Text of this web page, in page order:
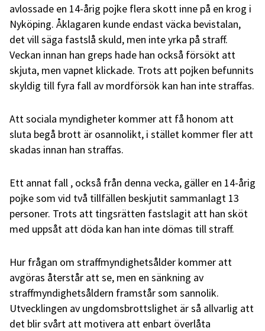
avlossade en 14-årig pojke flera skott inne på en krog i
Nyköping. Åklagaren kunde endast väcka bevistalan,
det vill säga fastslå skuld, men inte yrka på straff.
Veckan innan han greps hade han också försökt att
skjuta, men vapnet klickade. Trots att pojken befunnits
skyldig till fyra fall av mordförsök kan han inte straffas.
Att sociala myndigheter kommer att få honom att
sluta begå brott är osannolikt, i stället kommer fler att
skadas innan han straffas.
Ett annat fall , också från denna vecka, gäller en 14-årig
pojke som vid två tillfällen beskjutit sammanlagt 13
personer. Trots att tingsrätten fastslagit att han sköt
med uppsåt att döda kan han inte dömas till straff.
Hur frågan om straffmyndighetsålder kommer att
avgöras återstår att se, men en sänkning av
straffmyndighetsåldern framstår som sannolik.
Utvecklingen av ungdomsbrottslighet är så allvarlig att
det blir svårt att motivera att enbart överlåta